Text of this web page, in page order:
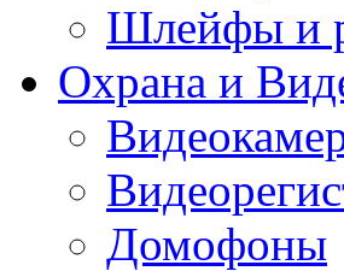
Шлейфы и
Охрана и
Домофоны